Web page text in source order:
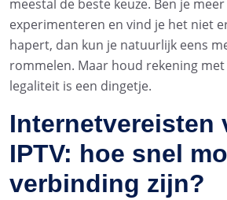
meestal de beste keuze. Ben je
experimenteren en vind je het niet
hapert, dan kun je natuurlijk eens
rommelen. Maar houd rekening met
legaliteit is een dingetje.
Internetvereisten
IPTV: hoe snel
verbinding zijn?